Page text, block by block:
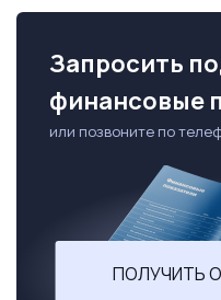
Запросить
финансовые
или позвоните по
ПОЛУЧИТЬ